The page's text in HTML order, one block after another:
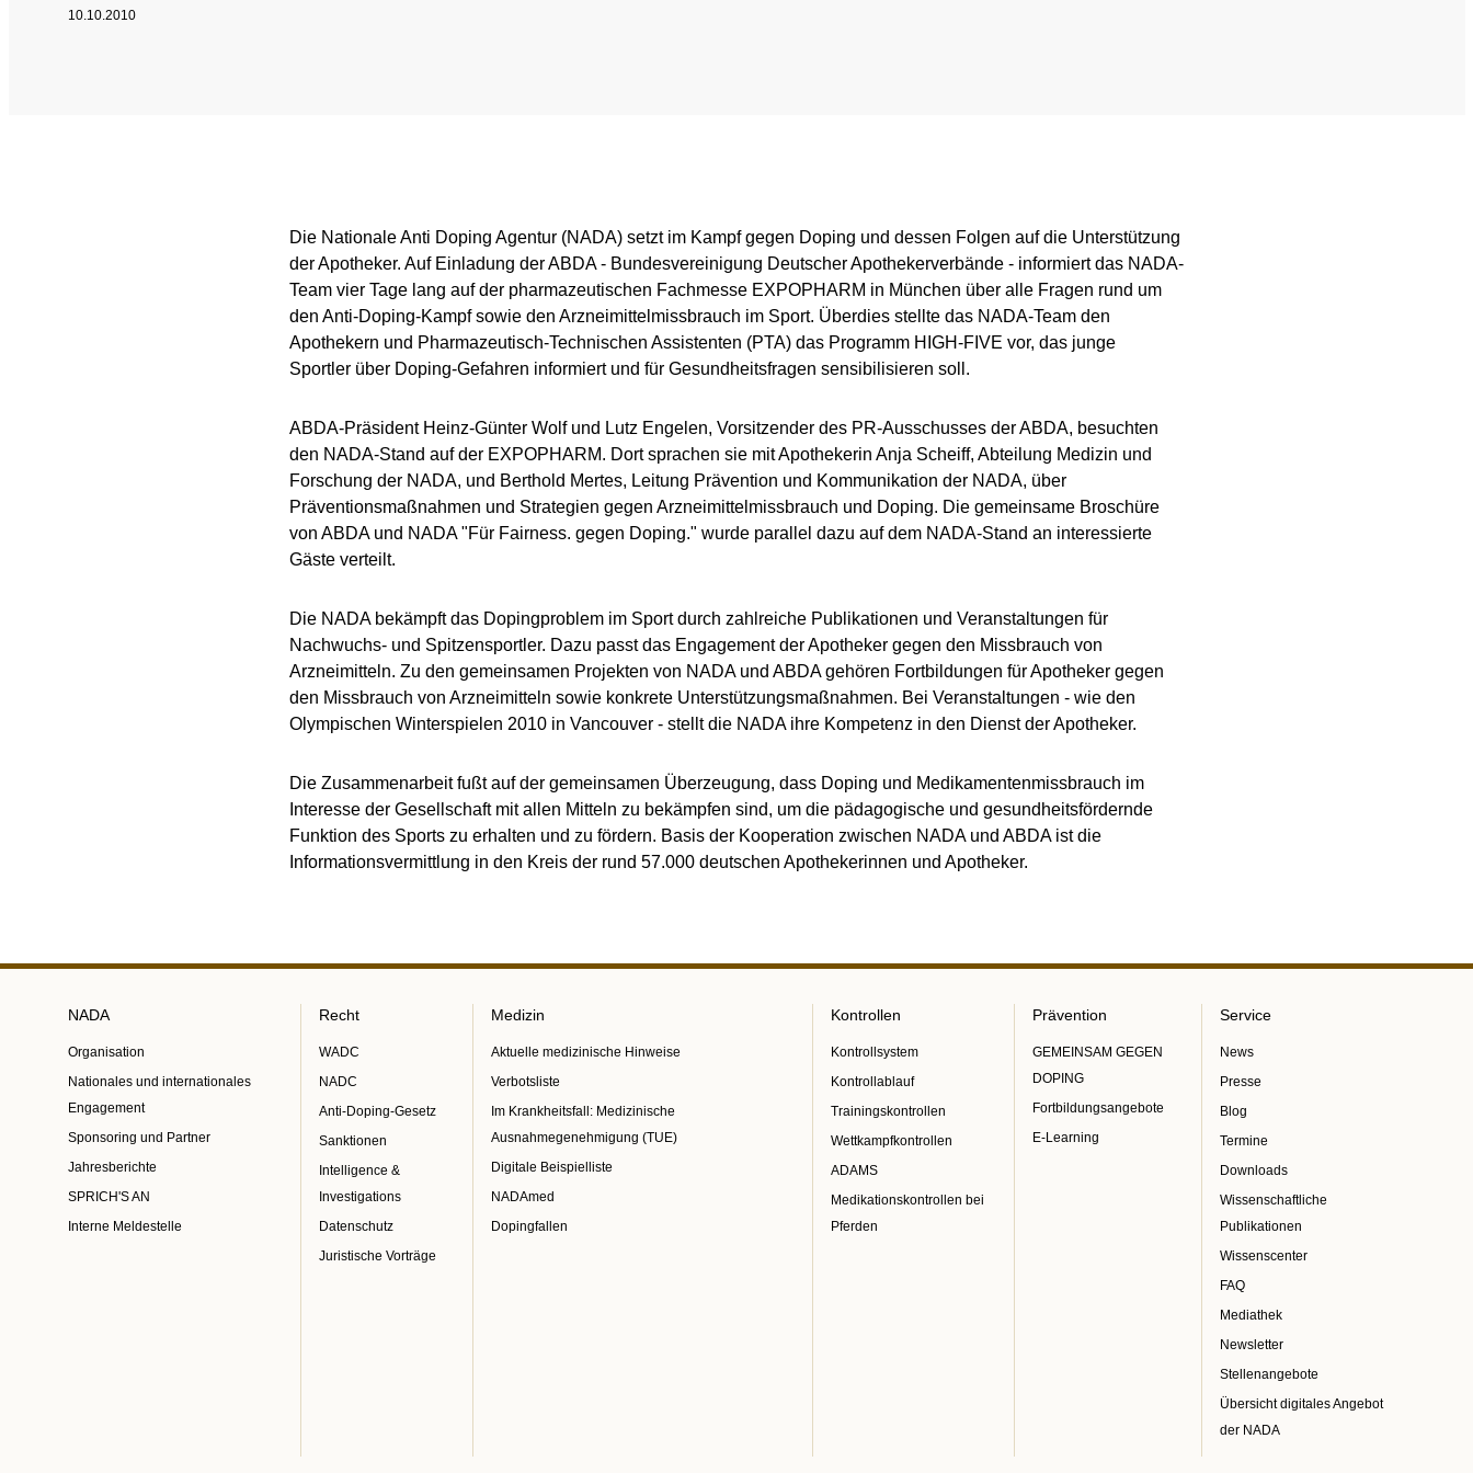
Interne MeldestelleDatenschutz
Juristische Vorträge
NADAmed
Wettkampfkontrollen
ADAMS
10.10.2010
Die Nationale Anti Doping Agentur (NADA) setzt im Kampf gegen Doping und dessen Folgen auf die Unterstützung
der Apotheker. Auf Einladung der ABDA - Bundesvereinigung Deutscher Apothekerverbände - informiert das NADA-
Team vier Tage lang auf der pharmazeutischen Fachmesse EXPOPHARM in München über alle Fragen rund um
den Anti-Doping-Kampf sowie den Arzneimittelmissbrauch im Sport. Überdies stellte das NADA-Team den
Apothekern und Pharmazeutisch-Technischen Assistenten (PTA) das Programm HIGH-FIVE vor, das junge
Sportler über Doping-Gefahren informiert und für Gesundheitsfragen sensibilisieren soll.
ABDA-Präsident Heinz-Günter Wolf und Lutz Engelen, Vorsitzender des PR-Ausschusses der ABDA, besuchten
den NADA-Stand auf der EXPOPHARM. Dort sprachen sie mit Apothekerin Anja Scheiff, Abteilung Medizin und
Forschung der NADA, und Berthold Mertes, Leitung Prävention und Kommunikation der NADA, über
Präventionsmaßnahmen und Strategien gegen Arzneimittelmissbrauch und Doping. Die gemeinsame Broschüre
von ABDA und NADA "Für Fairness. gegen Doping." wurde parallel dazu auf dem NADA-Stand an interessierte
Gäste verteilt.
Die NADA bekämpft das Dopingproblem im Sport durch zahlreiche Publikationen und Veranstaltungen für
Nachwuchs- und Spitzensportler. Dazu passt das Engagement der Apotheker gegen den Missbrauch von
Arzneimitteln. Zu den gemeinsamen Projekten von NADA und ABDA gehören Fortbildungen für Apotheker gegen
den Missbrauch von Arzneimitteln sowie konkrete Unterstützungsmaßnahmen. Bei Veranstaltungen - wie den
Olympischen Winterspielen 2010 in Vancouver - stellt die NADA ihre Kompetenz in den Dienst der Apotheker.
Die Zusammenarbeit fußt auf der gemeinsamen Überzeugung, dass Doping und Medikamentenmissbrauch im
Interesse der Gesellschaft mit allen Mitteln zu bekämpfen sind, um die pädagogische und gesundheitsfördernde
Funktion des Sports zu erhalten und zu fördern. Basis der Kooperation zwischen NADA und ABDA ist die
Informationsvermittlung in den Kreis der rund 57.000 deutschen Apothekerinnen und Apotheker.
NADA
Organisation
Nationales und internationales
Engagement
Sponsoring und Partner
Jahresberichte
SPRICH'S AN
Interne Meldestelle
Recht
WADC
NADC
Anti-Doping-Gesetz
Sanktionen
Intelligence &
Investigations
Datenschutz
Juristische Vorträge
Medizin
Aktuelle medizinische Hinweise
Verbotsliste
Im Krankheitsfall: Medizinische
Ausnahmegenehmigung (TUE)
Digitale Beispielliste
NADAmed
Dopingfallen
Kontrollen
Kontrollsystem
Kontrollablauf
Trainingskontrollen
Wettkampfkontrollen
ADAMS
Medikationskontrollen bei
Pferden
Prävention
GEMEINSAM GEGEN
DOPING
Fortbildungsangebote
E-Learning
Service
News
Presse
Blog
Termine
Downloads
Wissenschaftliche
Publikationen
Wissenscenter
FAQ
Mediathek
Newsletter
Stellenangebote
Übersicht digitales Angebot
der NADA